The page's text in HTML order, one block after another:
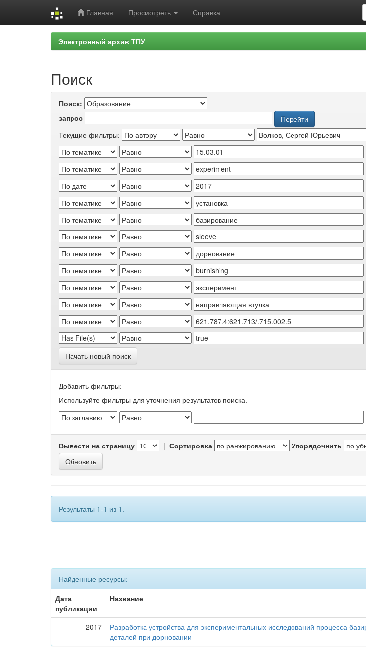
Главная Просмотреть Справка
Электронный архив ТПУ
Поиск
Поиск:
запрос
Текущие фильтры:
Начать новый поиск
Добавить фильтры:
Используйте фильтры для уточнения результатов поиска.
Вывести на страницу | Сортировка Упорядочнить
Результаты 1-1 из 1.
Найденные ресурсы:
Дата
публикации
Название
2017
Разработка устройства для экспериментальных исследований процесса
деталей при дорновании